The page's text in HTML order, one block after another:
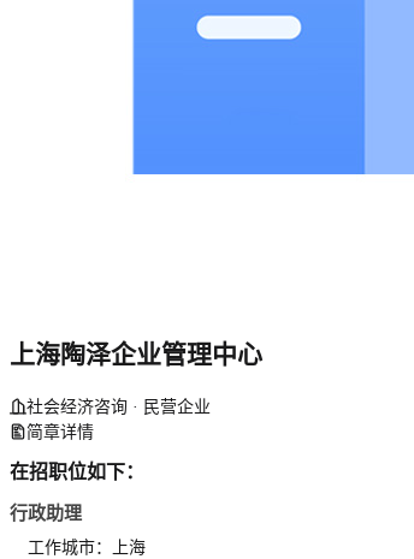
上海陶泽企业管理中心
社会经济咨询 · 民营企业
简章详情
在招职位如下：
行政助理
工作城市：上海